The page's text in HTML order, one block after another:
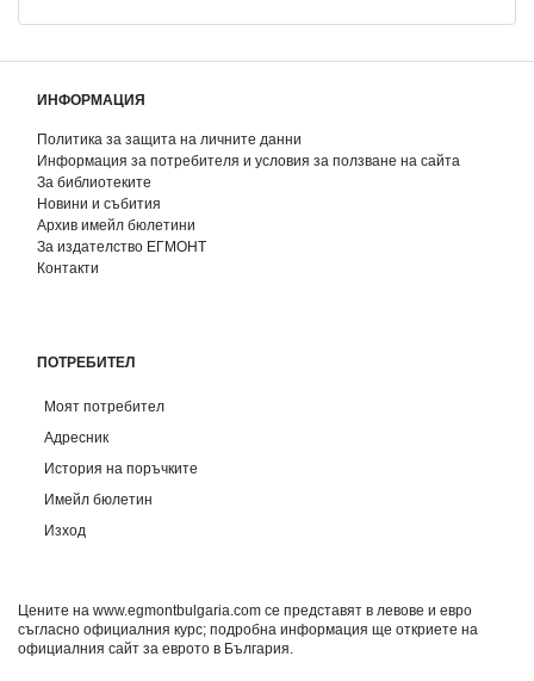
ИНФОРМАЦИЯ
Политика за защита на личните данни
Информация за потребителя и условия за ползване на сайта
За библиотеките
Новини и събития
Архив имейл бюлетини
За издателство ЕГМОНТ
Контакти
ПОТРЕБИТЕЛ
Моят потребител
Адресник
История на поръчките
Имейл бюлетин
Изход
Цените на www.egmontbulgaria.com се представят в левове и евро
съгласно официалния курс; подробна информация ще откриете на
официалния сайт за еврото в България